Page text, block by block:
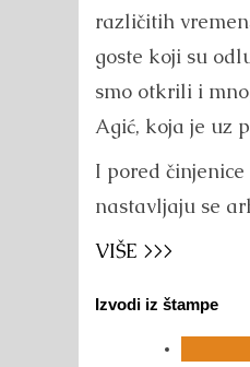
različitih
goste koji su
smo otkrili i
Agić, koja je uz
I pored
nastavljaju se
VIŠE >>>
Izvodi iz štampe